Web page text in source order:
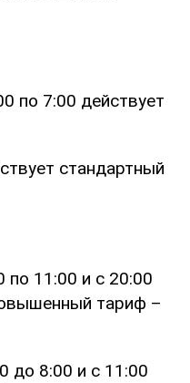
по 7:00 действует
стандартный
по 11:00 и с 20:00
тариф –
до 8:00 и с 11:00